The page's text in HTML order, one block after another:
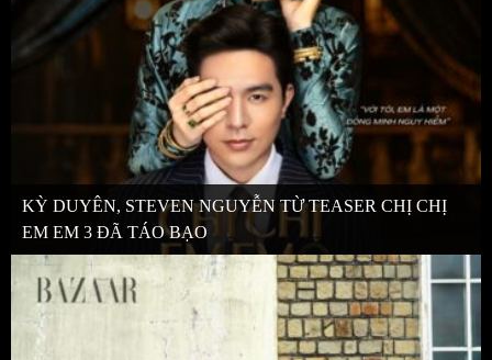
KỲ DUYÊN, STEVEN NGUYỄN TỪ TEASER CHỊ CHỊ
EM EM 3 ĐÃ TÁO BẠO